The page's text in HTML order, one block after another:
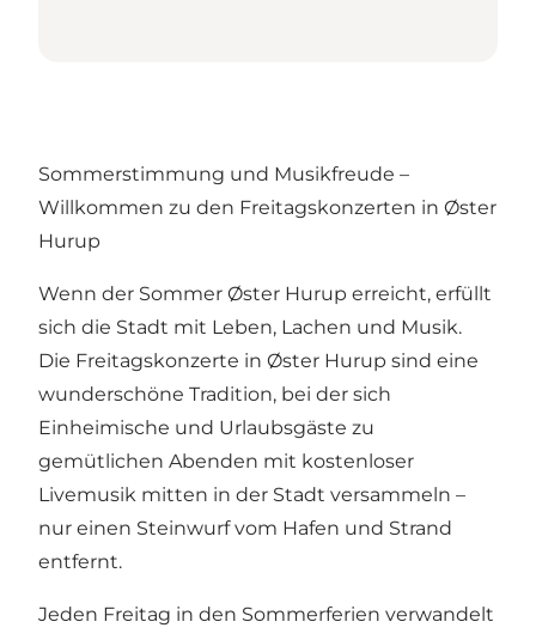
Sommerstimmung und Musikfreude –
Willkommen zu den Freitagskonzerten in Øster
Hurup
Wenn der Sommer Øster Hurup erreicht, erfüllt
sich die Stadt mit Leben, Lachen und Musik.
Die Freitagskonzerte in Øster Hurup sind eine
wunderschöne Tradition, bei der sich
Einheimische und Urlaubsgäste zu
gemütlichen Abenden mit kostenloser
Livemusik mitten in der Stadt versammeln –
nur einen Steinwurf vom Hafen und Strand
entfernt.
Jeden Freitag in den Sommerferien verwandelt